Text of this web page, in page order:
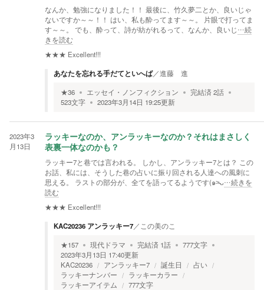
なんか、勉強になりました！！ 最後に、竹久夢二とか、良いじゃ
ないですか～～！！ はい、私も酔ってます～～。 片眼で打ってま
す～～。 でも、酔って、詩が紡がれるって、なんか、良いじ…続
きを読む
★★★ Excellent!!!
あなたを忘れる手だてといへば／進藤 進
★36 エッセイ・ノンフィクション 完結済2話
523文字 2023年3月14日 19:25更新
2023年3
月13日
ラッキーなのか、アンラッキーなのか？それはまさしく
表裏一体なのかも？
ラッキー7と巷では言われる。 しかし、アンラッキー7とは？ この
お話、私には、そうした巷の占いに振り回される人達への風刺に
思える。 ラストの部分が、全てを語ってるようです(๑˃̵ᴗ…続きを
読む
★★★ Excellent!!!
KAC20236 アンラッキー7／ この美のこ
★157 現代ドラマ 完結済 1話 777文字
2023年3月13日 17:40更新
KAC20236
アンラッキー7 誕生日
占い
ラッキーナンバー
ラッキーカラー
ラッキーアイテム
777文字